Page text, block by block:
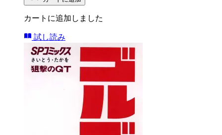
カートに追加しました
試し読み